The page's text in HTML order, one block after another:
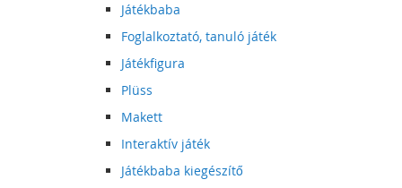
Játékbaba
Foglalkoztató, tanuló játék
Játékfigura
Plüss
Makett
Interaktív játék
Játékbaba kiegészítő